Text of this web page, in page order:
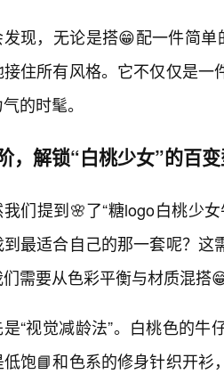
现，无论是搭😁配一件简
住所有风格。它不仅仅是
的时髦。
，解锁“白桃少女”的百
我们提到🌸了“糖logo白桃少
最适合自己的那一套呢？
需要从色彩平衡与材质混搭
是“视觉减龄法”。白桃色的
饱📘和色系的修身针织开